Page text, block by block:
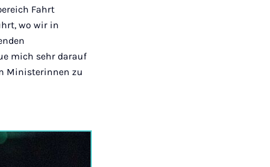
Fahrt
wo wir in
mich sehr darauf
Ministerinnen zu